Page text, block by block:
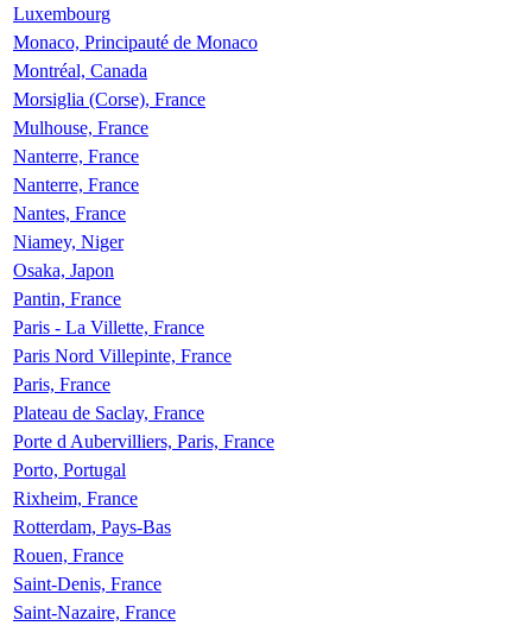
Luxembourg
Monaco, Principauté de Monaco
Montréal, Canada
Morsiglia (Corse), France
Mulhouse, France
Nanterre, France
Nanterre, France
Nantes, France
Niamey, Niger
Osaka, Japon
Pantin, France
Paris - La Villette, France
Paris Nord Villepinte, France
Paris, France
Plateau de Saclay, France
Porte d Aubervilliers, Paris, France
Porto, Portugal
Rixheim, France
Rotterdam, Pays-Bas
Rouen, France
Saint-Denis, France
Saint-Nazaire, France